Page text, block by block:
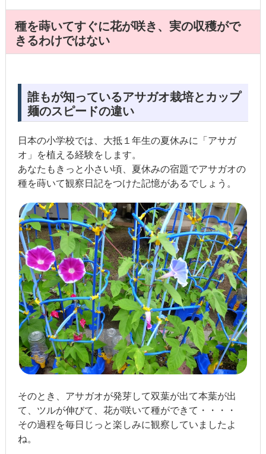
種を蒔いてすぐに花が咲き、実の収穫がで
きるわけではない
誰もが知っているアサガオ栽培とカップ
麺のスピードの違い
日本の小学校では、大抵１年生の夏休みに「アサガ
オ」を植える経験をします。
あなたもきっと小さい頃、夏休みの宿題でアサガオの
種を蒔いて観察日記をつけた記憶があるでしょう。
そのとき、アサガオが発芽して双葉が出て本葉が出
て、ツルが伸びて、花が咲いて種ができて・・・・
その過程を毎日じっと楽しみに観察していましたよ
ね。